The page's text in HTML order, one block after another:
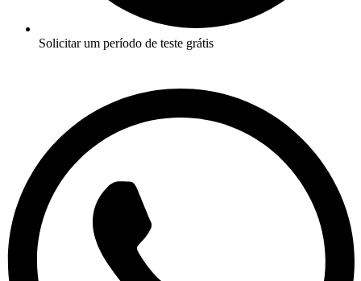
Solicitar um período de teste grátis